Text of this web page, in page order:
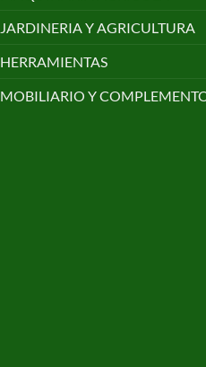
JARDINERIA Y AGRICULTURA
HERRAMIENTAS
MOBILIARIO Y